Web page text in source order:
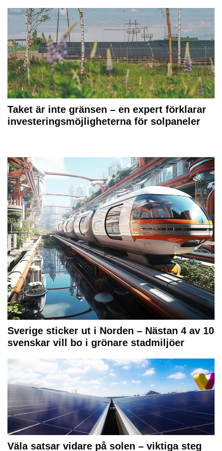
Taket är inte gränsen – en expert förklarar
investeringsmöjligheterna för solpaneler
Sverige sticker ut i Norden – Nästan 4 av 10
svenskar vill bo i grönare stadmiljöer
Väla satsar vidare på solen – viktiga steg